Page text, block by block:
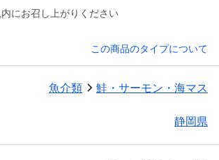
にお召し上がりください
この商品のタイプについて
魚介類 鮭・サーモン・海マス
静岡県